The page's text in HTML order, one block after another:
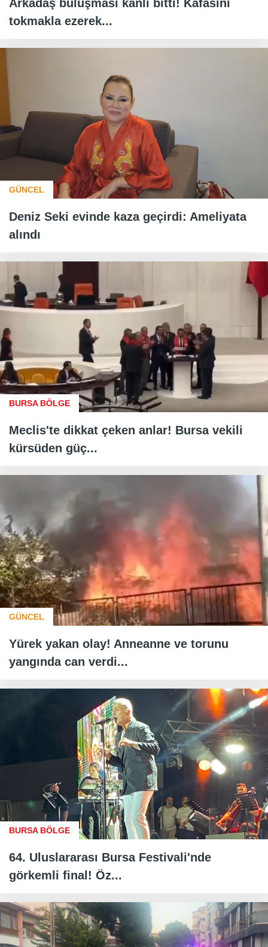
Arkadaş buluşması kanlı bitti! Kafasını
tokmakla ezerek...
GÜNCEL
Deniz Seki evinde kaza geçirdi: Ameliyata
alındı
BURSA BÖLGE
Meclis'te dikkat çeken anlar! Bursa vekili
kürsüden güç...
GÜNCEL
Yürek yakan olay! Anneanne ve torunu
yangında can verdi...
BURSA BÖLGE
64. Uluslararası Bursa Festivali'nde
görkemli final! Öz...